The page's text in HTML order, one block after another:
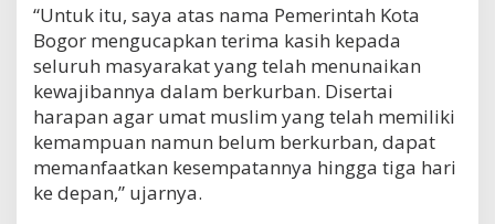
“Untuk itu, saya atas nama Pemerintah Kota
Bogor mengucapkan terima kasih kepada
seluruh masyarakat yang telah menunaikan
kewajibannya dalam berkurban. Disertai
harapan agar umat muslim yang telah memiliki
kemampuan namun belum berkurban, dapat
memanfaatkan kesempatannya hingga tiga hari
ke depan,” ujarnya.